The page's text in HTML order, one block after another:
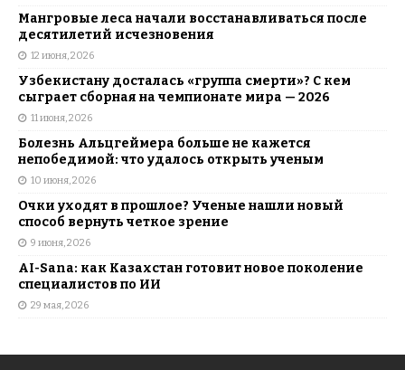
Мангровые леса начали восстанавливаться после
десятилетий исчезновения
12 июня, 2026
Узбекистану досталась «группа смерти»? С кем
сыграет сборная на чемпионате мира — 2026
11 июня, 2026
Болезнь Альцгеймера больше не кажется
непобедимой: что удалось открыть ученым
10 июня, 2026
Очки уходят в прошлое? Ученые нашли новый
способ вернуть четкое зрение
9 июня, 2026
AI-Sana: как Казахстан готовит новое поколение
специалистов по ИИ
29 мая, 2026